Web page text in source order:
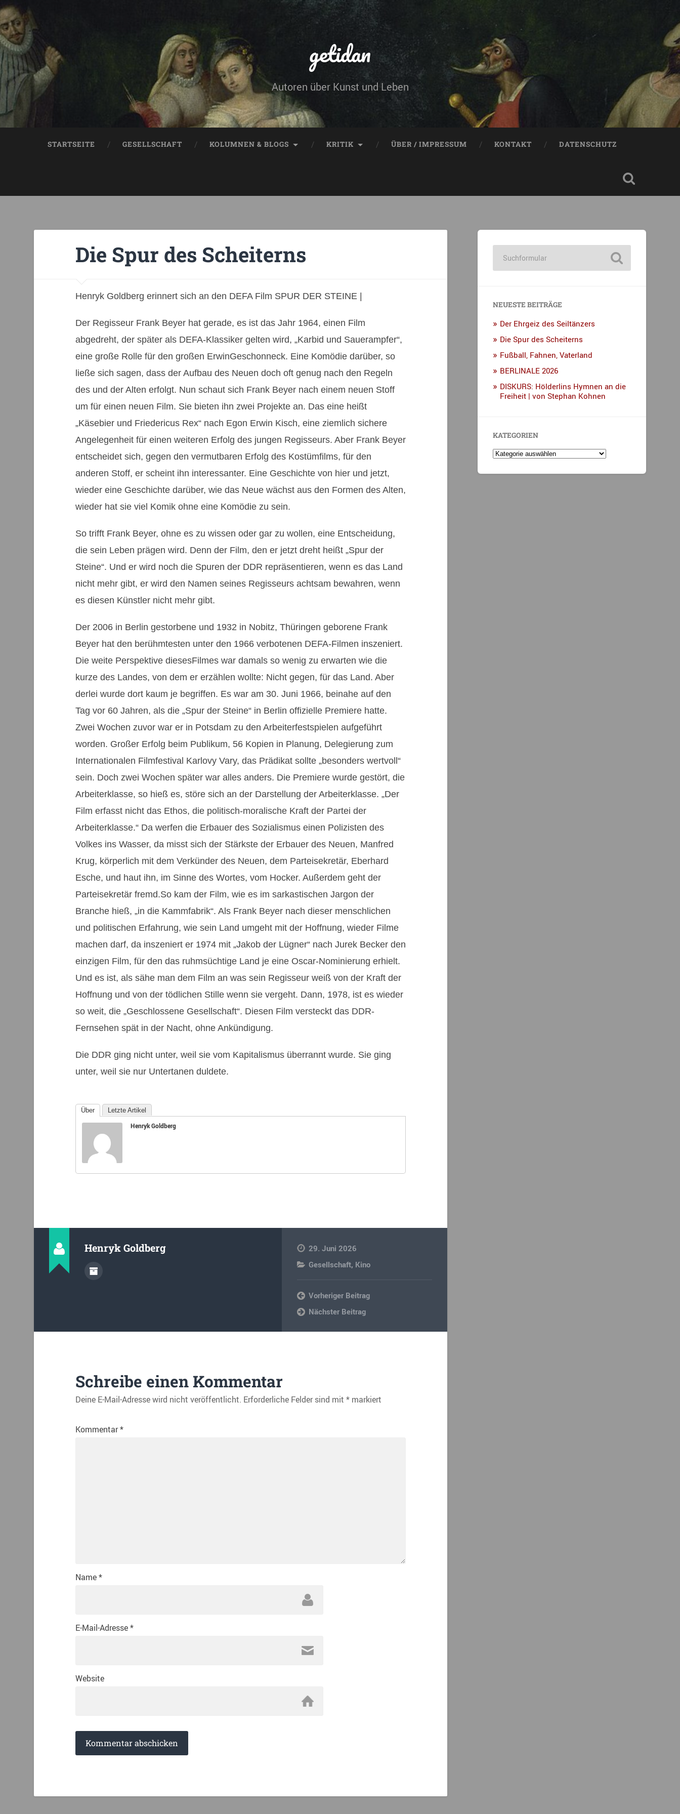
getidan
Autoren über Kunst und Leben
STARTSEITE GESELLSCHAFT KOLUMNEN & BLOGS KRITIK ÜBER / IMPRESSUM KONTAKT DATENSCHUTZ
Die Spur des Scheiterns
Henryk Goldberg erinnert sich an den DEFA Film SPUR DER STEINE |
Der Regisseur Frank Beyer hat gerade, es ist das Jahr 1964, einen Film
abgedreht, der später als DEFA-Klassiker gelten wird, „Karbid und Sauerampfer“,
eine große Rolle für den großen ErwinGeschonneck. Eine Komödie darüber, so
ließe sich sagen, dass der Aufbau des Neuen doch oft genug nach den Regeln
des und der Alten erfolgt. Nun schaut sich Frank Beyer nach einem neuen Stoff
um für einen neuen Film. Sie bieten ihn zwei Projekte an. Das eine heißt
„Käsebier und Friedericus Rex“ nach Egon Erwin Kisch, eine ziemlich sichere
Angelegenheit für einen weiteren Erfolg des jungen Regisseurs. Aber Frank Beyer
entscheidet sich, gegen den vermutbaren Erfolg des Kostümfilms, für den
anderen Stoff, er scheint ihn interessanter. Eine Geschichte von hier und jetzt,
wieder eine Geschichte darüber, wie das Neue wächst aus den Formen des Alten,
wieder hat sie viel Komik ohne eine Komödie zu sein.
So trifft Frank Beyer, ohne es zu wissen oder gar zu wollen, eine Entscheidung,
die sein Leben prägen wird. Denn der Film, den er jetzt dreht heißt „Spur der
Steine“. Und er wird noch die Spuren der DDR repräsentieren, wenn es das Land
nicht mehr gibt, er wird den Namen seines Regisseurs achtsam bewahren, wenn
es diesen Künstler nicht mehr gibt.
Der 2006 in Berlin gestorbene und 1932 in Nobitz, Thüringen geborene Frank
Beyer hat den berühmtesten unter den 1966 verbotenen DEFA-Filmen inszeniert.
Die weite Perspektive diesesFilmes war damals so wenig zu erwarten wie die
kurze des Landes, von dem er erzählen wollte: Nicht gegen, für das Land. Aber
derlei wurde dort kaum je begriffen. Es war am 30. Juni 1966, beinahe auf den
Tag vor 60 Jahren, als die „Spur der Steine“ in Berlin offizielle Premiere hatte.
Zwei Wochen zuvor war er in Potsdam zu den Arbeiterfestspielen aufgeführt
worden. Großer Erfolg beim Publikum, 56 Kopien in Planung, Delegierung zum
Internationalen Filmfestival Karlovy Vary, das Prädikat sollte „besonders wertvoll“
sein. Doch zwei Wochen später war alles anders. Die Premiere wurde gestört, die
Arbeiterklasse, so hieß es, störe sich an der Darstellung der Arbeiterklasse. „Der
Film erfasst nicht das Ethos, die politisch-moralische Kraft der Partei der
Arbeiterklasse.“ Da werfen die Erbauer des Sozialismus einen Polizisten des
Volkes ins Wasser, da misst sich der Stärkste der Erbauer des Neuen, Manfred
Krug, körperlich mit dem Verkünder des Neuen, dem Parteisekretär, Eberhard
Esche, und haut ihn, im Sinne des Wortes, vom Hocker. Außerdem geht der
Parteisekretär fremd.So kam der Film, wie es im sarkastischen Jargon der
Branche hieß, „in die Kammfabrik“. Als Frank Beyer nach dieser menschlichen
und politischen Erfahrung, wie sein Land umgeht mit der Hoffnung, wieder Filme
machen darf, da inszeniert er 1974 mit „Jakob der Lügner“ nach Jurek Becker den
einzigen Film, für den das ruhmsüchtige Land je eine Oscar-Nominierung erhielt.
Und es ist, als sähe man dem Film an was sein Regisseur weiß von der Kraft der
Hoffnung und von der tödlichen Stille wenn sie vergeht. Dann, 1978, ist es wieder
so weit, die „Geschlossene Gesellschaft“. Diesen Film versteckt das DDR-
Fernsehen spät in der Nacht, ohne Ankündigung.
Die DDR ging nicht unter, weil sie vom Kapitalismus überrannt wurde. Sie ging
unter, weil sie nur Untertanen duldete.
Über Letzte Artikel
Henryk Goldberg
Henryk Goldberg
29. Juni 2026
Gesellschaft, Kino
Vorheriger Beitrag
Nächster Beitrag
Schreibe einen Kommentar
Deine E-Mail-Adresse wird nicht veröffentlicht. Erforderliche Felder sind mit *markiert
Kommentar*
Name*
E-Mail-Adresse*
Website
NEUESTE BEITRÄGE
Der Ehrgeiz des Seiltänzers
Die Spur des Scheiterns
Fußball, Fahnen, Vaterland
BERLINALE 2026
DISKURS: Hölderlins Hymnen an die
Freiheit | von Stephan Kohnen
KATEGORIEN